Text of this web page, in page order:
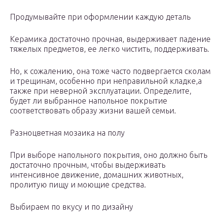
Продумывайте при оформлении каждую деталь
Керамика достаточно прочная, выдерживает падение
тяжелых предметов, ее легко чистить, поддерживать.
Но, к сожалению, она тоже часто подвергается сколам
и трещинам, особенно при неправильной кладке,а
также при неверной эксплуатации. Определите,
будет ли выбранное напольное покрытие
соответствовать образу жизни вашей семьи.
Разноцветная мозаика на полу
При выборе напольного покрытия, оно должно быть
достаточно прочным, чтобы выдерживать
интенсивное движение, домашних животных,
пролитую пищу и моющие средства.
Выбираем по вкусу и по дизайну